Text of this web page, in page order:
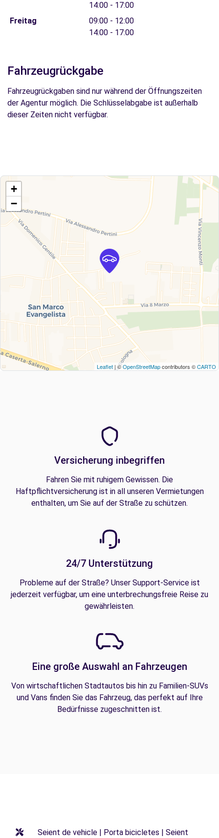
14:00 - 17:00
Freitag
09:00 - 12:00
14:00 - 17:00
Fahrzeugrückgabe
Fahrzeugrückgaben sind nur während der Öffnungszeiten
der Agentur möglich. Die Schlüsselabgabe ist außerhalb
dieser Zeiten nicht verfügbar.
+
−
Leaflet | ©OpenStreetMapcontributors ©CARTO
Versicherung inbegriffen
Fahren Sie mit ruhigem Gewissen. Die
Haftpflichtversicherung ist in all unseren Vermietungen
enthalten, um Sie auf der Straße zu schützen.
24/7 Unterstützung
Probleme auf der Straße? Unser Support-Service ist
jederzeit verfügbar, um eine unterbrechungsfreie Reise zu
gewährleisten.
Eine große Auswahl an Fahrzeugen
Von wirtschaftlichen Stadtautos bis hin zu Familien-SUVs
und Vans finden Sie das Fahrzeug, das perfekt auf Ihre
Bedürfnisse zugeschnitten ist.
Seient de vehicle | Porta bicicletes | Seient